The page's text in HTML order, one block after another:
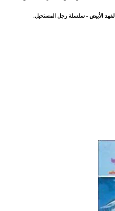
الأبيض - سلسلة رجل المستحيل.